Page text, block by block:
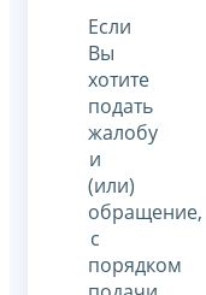
Если
Вы
хотите
подать
жалобу
и
(или)
обращение,
с
порядком